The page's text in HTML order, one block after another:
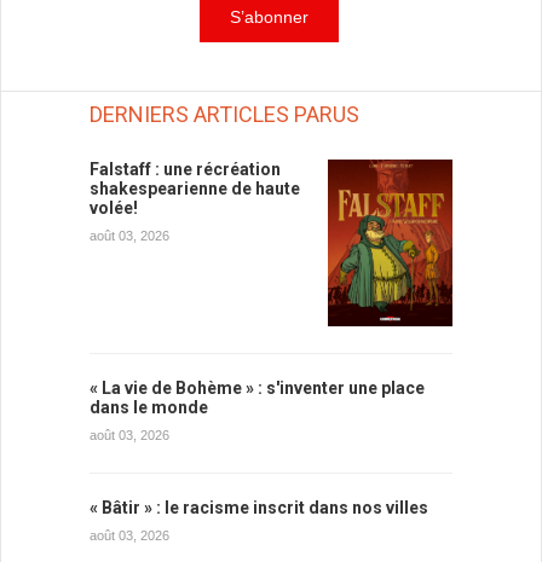
DERNIERS ARTICLES PARUS
Falstaff : une récréation
shakespearienne de haute
volée!
août 03, 2026
« La vie de Bohème » : s'inventer une place
dans le monde
août 03, 2026
« Bâtir » : le racisme inscrit dans nos villes
août 03, 2026